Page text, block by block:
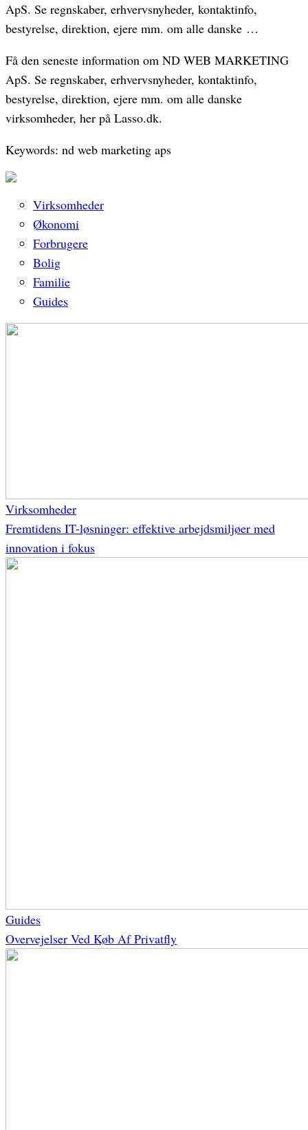
ApS. Se regnskaber, erhvervsnyheder, kontaktinfo,
bestyrelse, direktion, ejere mm. om alle danske …
Få den seneste information om ND WEB MARKETING
ApS. Se regnskaber, erhvervsnyheder, kontaktinfo,
bestyrelse, direktion, ejere mm. om alle danske
virksomheder, her på Lasso.dk.
Keywords: nd web marketing aps
Virksomheder
Økonomi
Forbrugere
Bolig
Familie
Guides
Virksomheder
Fremtidens IT-løsninger: effektive arbejdsmiljøer med
innovation i fokus
Guides
Overvejelser Ved Køb Af Privatfly